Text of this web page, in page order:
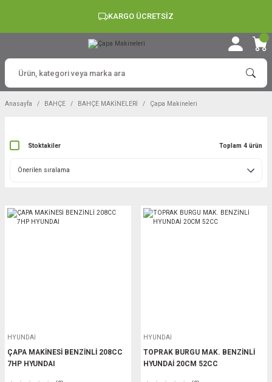
KARGO ÜCRETSİZ
Anasayfa BAHÇE BAHÇE MAKİNELERİ Çapa Makineleri
Stoktakiler Toplam 4 ürün
HYUNDAİ
ÇAPA MAKİNESİ BENZİNLİ 208CC
7HP HYUNDAI
HYUNDAİ
TOPRAK BURGU MAK. BENZİNLİ
HYUNDAİ 20CM 52CC